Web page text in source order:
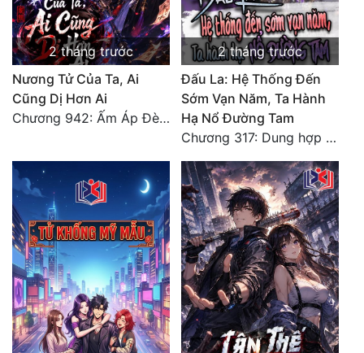
2 tháng trước
Nương Tử Của Ta, Ai
Cũng Dị Hơn Ai
Chương 942: Ấm Áp Đèn Trời Đêm Nam Diệp [HẾT TRỌN BỘ]
2 tháng trước
Đấu La: Hệ Thống Đến
Sớm Vạn Năm, Ta Hành
Hạ Nổ Đường Tam
Chương 317: Dung hợp Kim Long Vương huyết mạch thành tựu Long Thần, vị diện thăng cấp! (Hết)